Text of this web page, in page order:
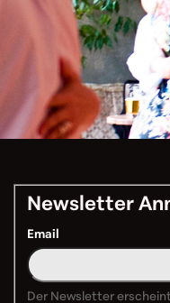
Newsletter
Email
Der Newsletter